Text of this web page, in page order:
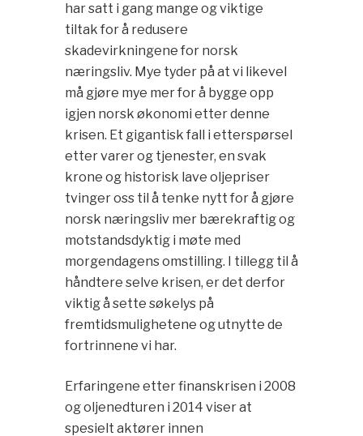
har satt i gang mange og viktige
tiltak for å redusere
skadevirkningene for norsk
næringsliv. Mye tyder på at vi likevel
må gjøre mye mer for å bygge opp
igjen norsk økonomi etter denne
krisen. Et gigantisk fall i etterspørsel
etter varer og tjenester, en svak
krone og historisk lave oljepriser
tvinger oss til å tenke nytt for å gjøre
norsk næringsliv mer bærekraftig og
motstandsdyktig i møte med
morgendagens omstilling. I tillegg til å
håndtere selve krisen, er det derfor
viktig å sette søkelys på
fremtidsmulighetene og utnytte de
fortrinnene vi har.
Erfaringene etter finanskrisen i 2008
og oljenedturen i 2014 viser at
spesielt aktører innen